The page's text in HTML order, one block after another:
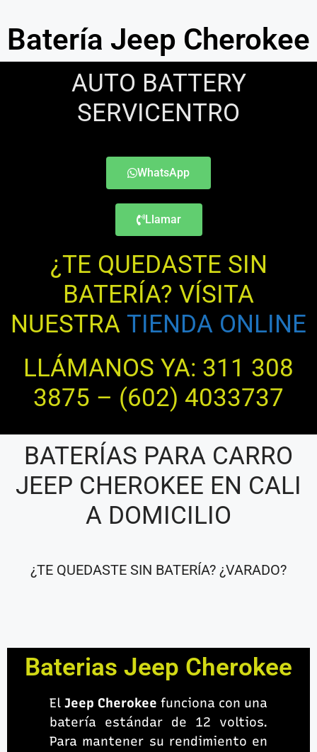
Batería Jeep Cherokee
AUTO BATTERY
SERVICENTRO
WhatsApp
Llamar
¿TE QUEDASTE SIN
BATERÍA? VÍSITA
NUESTRA TIENDA ONLINE
LLÁMANOS YA: 311 308
3875 – (602) 4033737
BATERÍAS PARA CARRO
JEEP CHEROKEE EN CALI
A DOMICILIO
¿TE QUEDASTE SIN BATERÍA? ¿VARADO?
Baterias Jeep Cherokee
El Jeep Cherokee funciona con una
batería estándar de 12 voltios.
Para mantener su rendimiento en